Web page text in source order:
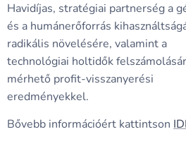
Havidíjas, stratégiai partnerség a
és a humánerőforrás
radikális növelésére, valamint a
technológiai holtidők
mérhető profit-visszanyerési
eredményekkel.
Bővebb információért kattintson